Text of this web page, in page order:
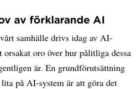
av förklarande AI
samhälle drivs idag av AI-
orsakat oro över hur pålitliga dessa
är. En grundförutsättning
på AI-system är att göra det